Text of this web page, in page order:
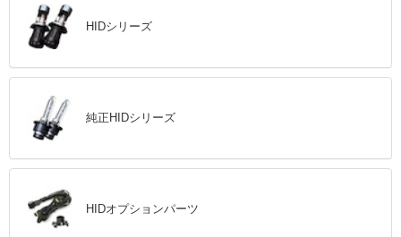
HIDシリーズ
純正HIDシリーズ
HIDオプションパーツ